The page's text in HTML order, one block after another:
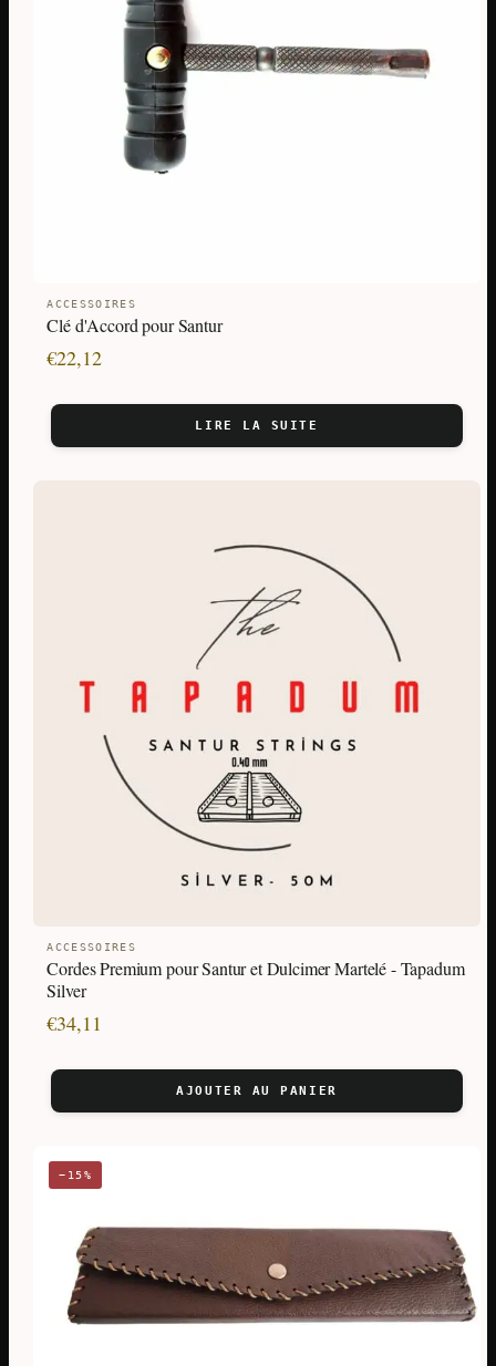
ACCESSOIRES
Clé d'Accord pour Santur
€22,12
LIRE LA SUITE
ACCESSOIRES
Cordes Premium pour Santur et Dulcimer Martelé - Tapadum
Silver
€34,11
AJOUTER AU PANIER
−15%